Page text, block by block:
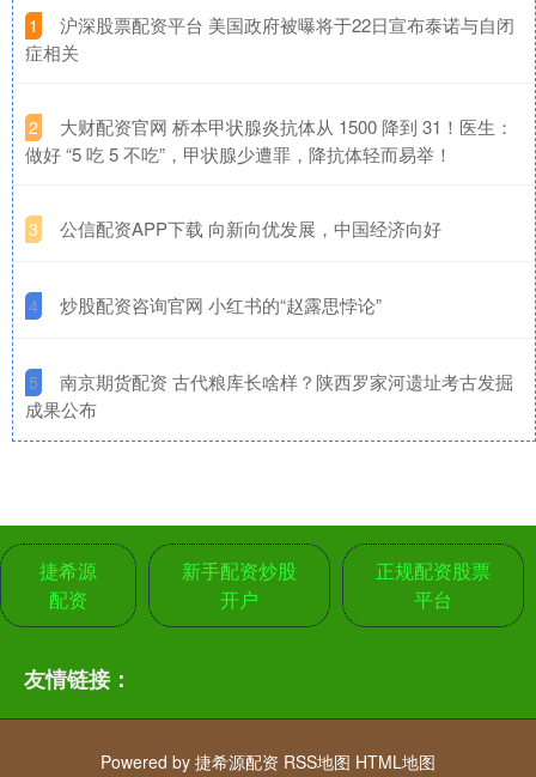
1
​沪深股票配资平台 美国政府被曝将于22日宣布泰诺与自闭
症相关
2
​大财配资官网 桥本甲状腺炎抗体从 1500 降到 31！医生：
做好 “5 吃 5 不吃”，甲状腺少遭罪，降抗体轻而易举！
3 ​公信配资APP下载 向新向优发展，中国经济向好
4 ​炒股配资咨询官网 小红书的“赵露思悖论”
5
​南京期货配资 古代粮库长啥样？陕西罗家河遗址考古发掘
成果公布
捷希源
配资
新手配资炒股
开户
正规配资股票
平台
友情链接：
Powered by 捷希源配资 RSS地图 HTML地图